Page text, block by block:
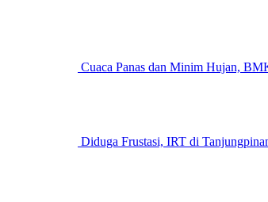
Cuaca Panas dan Minim Hujan,
Diduga Frustasi, IRT di